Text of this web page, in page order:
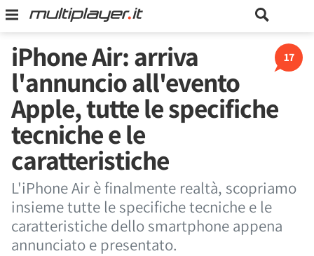
17
iPhone Air: arriva
l'annuncio all'evento
Apple, tutte le specifiche
tecniche e le
caratteristiche
L'iPhone Air è finalmente realtà, scopriamo
insieme tutte le specifiche tecniche e le
caratteristiche dello smartphone appena
annunciato e presentato.